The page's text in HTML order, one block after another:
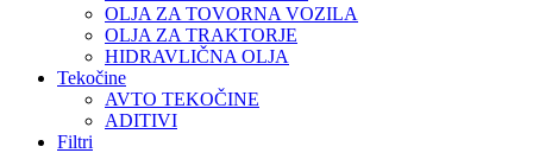
OLJA ZA TOVORNA VOZILA
OLJA ZA TRAKTORJE
HIDRAVLIČNA OLJA
Tekočine
AVTO TEKOČINE
ADITIVI
Filtri